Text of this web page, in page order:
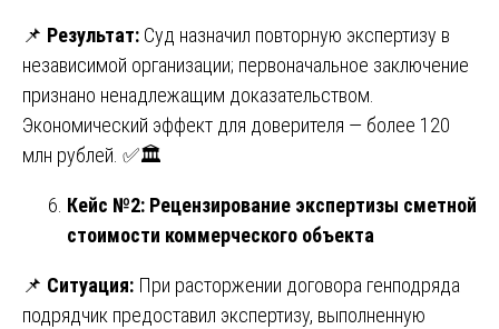
📌 Результат: Суд назначил повторную экспертизу в
независимой организации; первоначальное заключение
признано ненадлежащим доказательством.
Экономический эффект для доверителя — более 120
млн рублей. ✅🏛️
Кейс №2: Рецензирование экспертизы сметной
стоимости коммерческого объекта
📌 Ситуация: При расторжении договора генподряда
подрядчик предоставил экспертизу, выполненную